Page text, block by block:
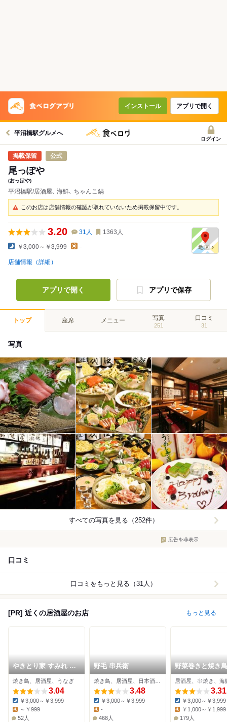
インストール アプリで開く
平沼橋駅グルメへ
ログイン
公式
尾っぽや
(おっぽや)
平沼橋駅/居酒屋､ 海鮮､ ちゃんこ鍋
このお店は店舗情報の確認が取れていないため掲載保留中です。
3.20 31 人 1363 人
￥3,000～￥3,999 -
店舗情報（詳細）
アプリで開く アプリで保存
トップ 座席 メニュー 写真
251
口コミ
31
写真
すべての写真を見る（252件）
広告を非表示
口コミ
口コミをもっと見る（31人）
[PR] 近くの居酒屋のお店 もっと見る
やきとり家 すみれ 横
浜西口店
焼き鳥、居酒屋、うなぎ
3.04
Dinner:
￥3,000～￥3,999
Lunch:
～￥999
52人
野毛 串兵衛
3.48
Dinner:
￥3,000～￥3,999
-
468人
野菜巻きと焼き
磨酒場 桜木町店
居酒屋、串焼き、海
3.31
Dinner:
￥3,000～￥3,999
￥1,000～￥1,999
179人